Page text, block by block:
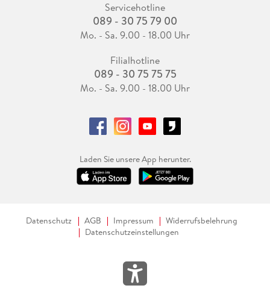
Servicehotline
089 - 30 75 79 00
Mo. - Sa. 9.00 - 18.00 Uhr
Filialhotline
089 - 30 75 75 75
Mo. - Sa. 9.00 - 18.00 Uhr
Laden Sie unsere App herunter.
Datenschutz AGB Impressum
Widerrufsbelehrung
Datenschutzeinstellungen